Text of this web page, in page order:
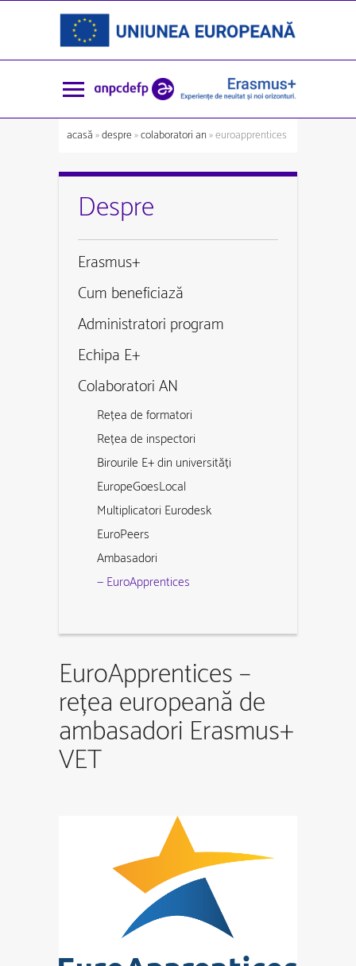
acasă»despre»colaboratori an» euroapprentices
Despre
Erasmus+
Cum beneficiază
Administratori program
Echipa E+
Colaboratori AN
Rețea de formatori
Rețea de inspectori
Birourile E+ din universități
EuropeGoesLocal
Multiplicatori Eurodesk
EuroPeers
Ambasadori
— EuroApprentices
EuroApprentices –
rețea europeană de
ambasadori Erasmus+
VET